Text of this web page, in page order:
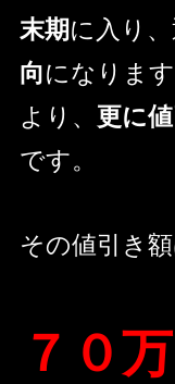
末期 に入り
向になりま
より、 更に
です。
その値引き
７０